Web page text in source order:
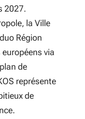
2027.
la Ville
Région
via
de
représente
de